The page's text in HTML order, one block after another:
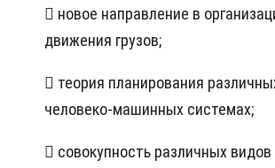
 новое направление в
движения грузов;
 теория планирования
человеко-машинных системах;
 совокупность различных видов